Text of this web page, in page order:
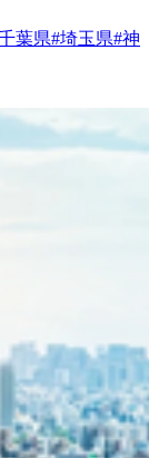
葉県#埼玉県#神